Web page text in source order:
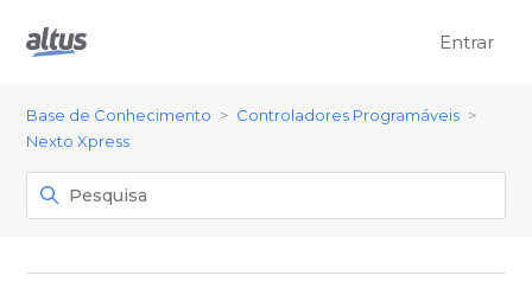
Entrar
Base de Conhecimento
Controladores Programáveis
Nexto Xpress